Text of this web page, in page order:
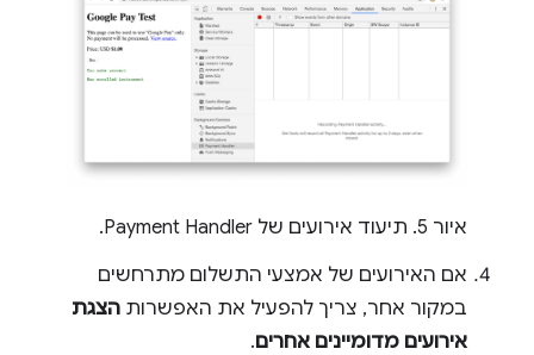
איור 5. תיעוד אירועים של Payment Handler.
אם האירועים של אמצעי התשלום מתרחשים
במקור אחר, צריך להפעיל את האפשרות הצגת
אירועים מדומיינים אחרים.